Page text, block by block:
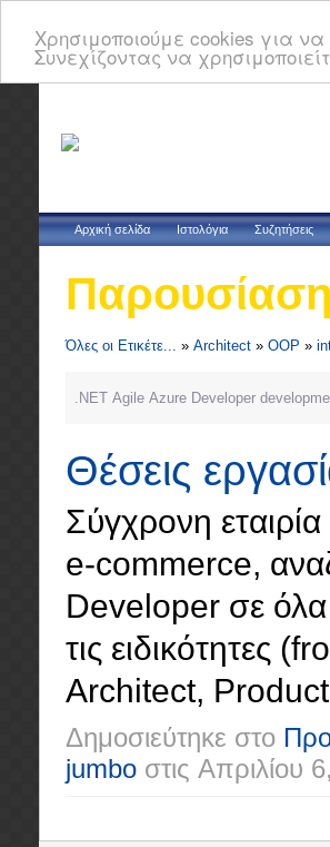
Χρησιμοποιούμε cookies για
Συνεχίζοντας να
Αρχική σελίδα Ιστολόγια Συζητήσεις
Παρουσίαση
Όλες οι Ετικέτε... » Architect » OOP »
.NET Agile Azure Developer
Θέσεις
Σύγχρονη εταιρία
e-commerce,
Developer σε όλα
τις ειδικότητες
Architect,
Δημοσιεύτηκε στο
jumbo στις Απριλίου